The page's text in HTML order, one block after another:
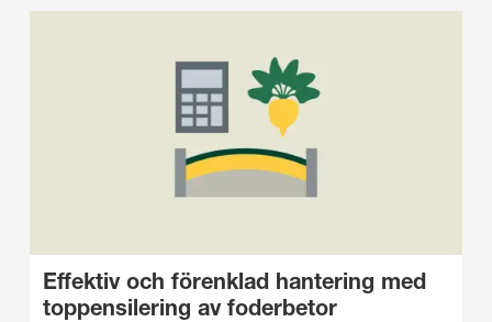
Effektiv och förenklad hantering med
toppensilering av foderbetor